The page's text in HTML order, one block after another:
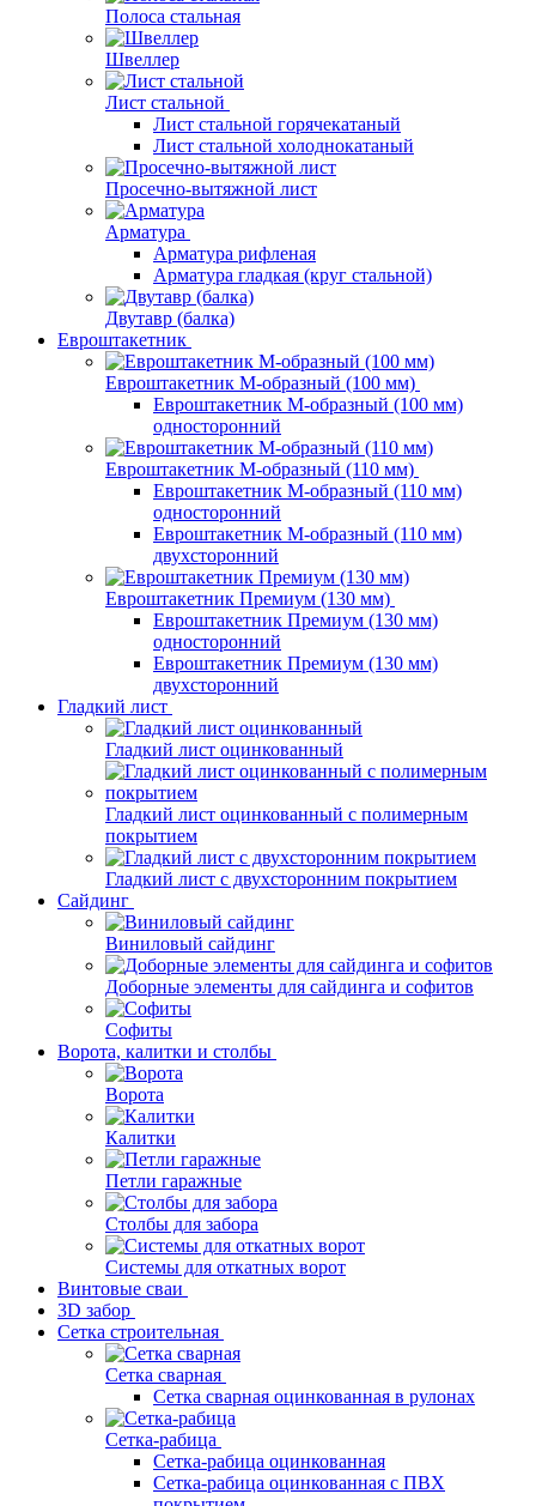
Полоса стальная
Швеллер
Лист стальной
Лист стальной горячекатаный
Лист стальной холоднокатаный
Просечно-вытяжной лист
Арматура
Арматура рифленая
Арматура гладкая (круг стальной)
Двутавр (балка)
Евроштакетник
Евроштакетник М-образный (100 мм)
Евроштакетник М-образный (100 мм)
односторонний
Евроштакетник М-образный (110 мм)
Евроштакетник М-образный (110 мм)
односторонний
Евроштакетник М-образный (110 мм)
двухсторонний
Евроштакетник Премиум (130 мм)
Евроштакетник Премиум (130 мм)
односторонний
Евроштакетник Премиум (130 мм)
двухсторонний
Гладкий лист
Гладкий лист оцинкованный
Гладкий лист оцинкованный с полимерным
покрытием
Гладкий лист с двухсторонним покрытием
Сайдинг
Виниловый сайдинг
Доборные элементы для сайдинга и софитов
Софиты
Ворота, калитки и столбы
Ворота
Калитки
Петли гаражные
Столбы для забора
Системы для откатных ворот
Винтовые сваи
3D забор
Сетка строительная
Сетка сварная
Сетка сварная оцинкованная в рулонах
Сетка-рабица
Сетка-рабица оцинкованная
Сетка-рабица оцинкованная с ПВХ